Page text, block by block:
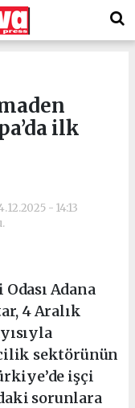
ilk
- 14:13
Adana
4 Aralık
sektörünün
işçi
sorunlara